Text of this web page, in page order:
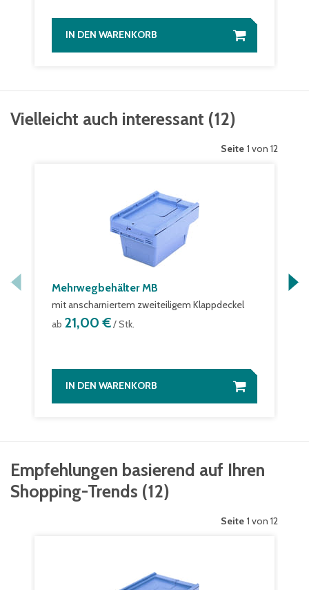
IN DEN WARENKORB
Vielleicht auch interessant (12)
Seite 1 von 12
Mehrwegbehälter MB
mit anscharniertem zweiteiligem Klappdeckel
ab 21,00 €/ Stk.
IN DEN WARENKORB
Empfehlungen basierend auf Ihren
Shopping-Trends (12)
Seite 1 von 12